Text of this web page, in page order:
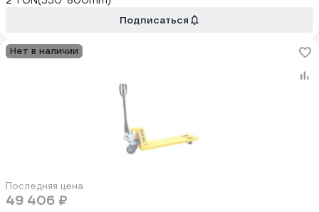
Подписаться
Нет в наличии
Последняя цена
49 406 ₽